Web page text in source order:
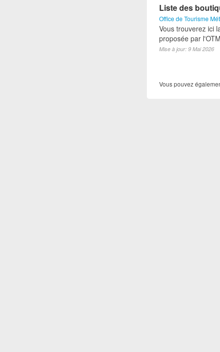
Liste des
Office de Tourisme
Vous trouverez ici
proposée par
Mise à jour: 9 Mai 2026
Vous pouvez